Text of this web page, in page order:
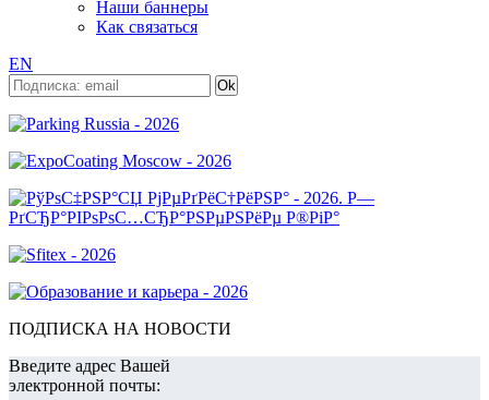
Наши баннеры
Как связаться
EN
ПОДПИСКА НА НОВОСТИ
Введите адрес Вашей
электронной почты: